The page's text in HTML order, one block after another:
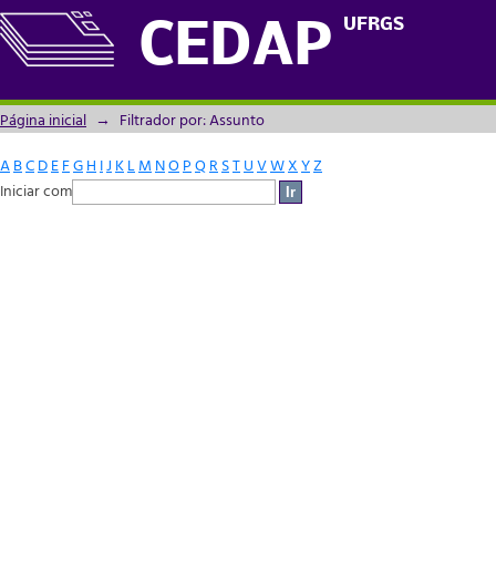
CEDAP UFRGS
Filtrador por: Assunto
Página inicial → Filtrador por: Assunto
ABCDEFGH IJ KLM NOPQRSTUVWXYZ
Iniciar com